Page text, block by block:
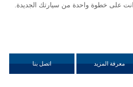
انت على خطوة واحدة من سيارتك الجديدة.
معرفة المزيد اتصل بنا